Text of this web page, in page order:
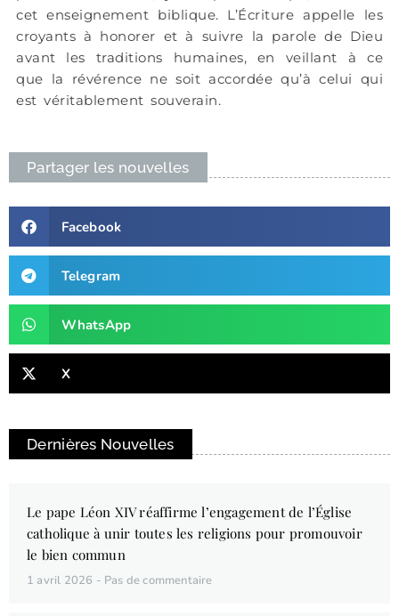
cet enseignement biblique. L’Écriture appelle les
croyants à honorer et à suivre la parole de Dieu
avant les traditions humaines, en veillant à ce
que la révérence ne soit accordée qu’à celui qui
est véritablement souverain.
Partager les nouvelles
Facebook
Telegram
WhatsApp
X
Dernières Nouvelles
Le pape Léon XIV réaffirme l’engagement de l’Église
catholique à unir toutes les religions pour promouvoir
le bien commun
1 avril 2026 Pas de commentaire